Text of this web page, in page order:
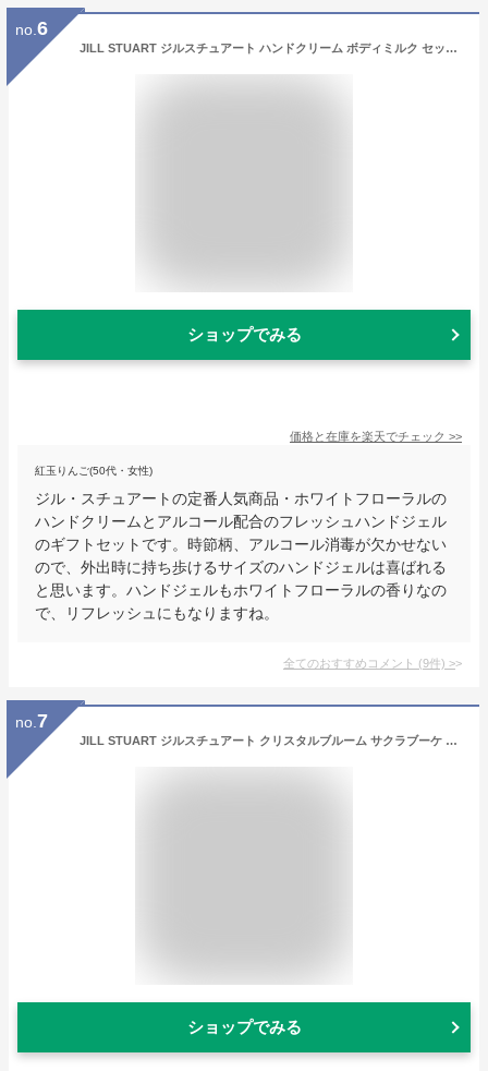
no. 6
JILL STUART ジルスチュアート ハンドクリーム ボディミルク セット ギフトセット 化粧品 コスメ 乳液 スキンケア ボディケア デパコス メンズ レディース ブランド 正規品 新品 ギフト ホワイトデー お返し プレゼント 女性 誕生日 実用的
ショップでみる
価格と在庫を楽天でチェック >>
紅玉りんご(50代・女性)
ジル・スチュアートの定番人気商品・ホワイトフローラルの
ハンドクリームとアルコール配合のフレッシュハンドジェル
のギフトセットです。時節柄、アルコール消毒が欠かせない
ので、外出時に持ち歩けるサイズのハンドジェルは喜ばれる
と思います。ハンドジェルもホワイトフローラルの香りなの
で、リフレッシュにもなりますね。
全てのおすすめコメント (9件) >
no. 7
JILL STUART ジルスチュアート クリスタルブルーム サクラブーケ パフュームド ハンドクリーム
ショップでみる